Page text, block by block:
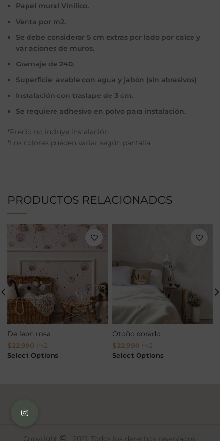
Papel mural Vinílico.
Venta por m2.
Se debe considerar 5 cm extras por lado por calce y
variaciones de muros.
Gramaje de 240.
Superficie lavable con agua y jabón (sin abrasivos)
Instalación con traslape de 3 cm.
Se requiere adhesivo en polvo para instalación.
*Precio no incluye instalación
*Los colores pueden variar según pantalla
PRODUCTOS RELACIONADOS
De leon rosa
$22.990 m2
Select Options
Otoño dorado
$22.990 m2
Select Options
Copyright 2021. Todos los derechos reservados.